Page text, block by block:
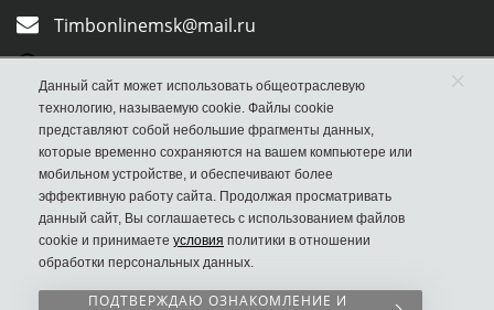
Timbonlinemsk@mail.ru
Whatsapp
Viber
Данный сайт может использовать общеотраслевую
технологию, называемую cookie. Файлы cookie
представляют собой небольшие фрагменты данных,
которые временно сохраняются на вашем компьютере или
мобильном устройстве, и обеспечивают более
эффективную работу сайта. Продолжая просматривать
данный сайт, Вы соглашаетесь с использованием файлов
cookie и принимаете условия политики в отношении
обработки персональных данных.
×
ПОДТВЕРЖДАЮ ОЗНАКОМЛЕНИЕ И